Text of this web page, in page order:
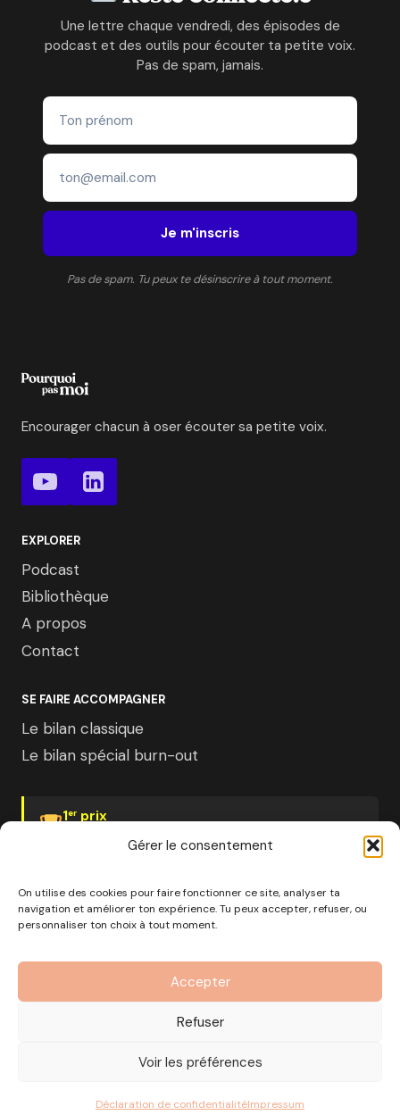
Gérer le consentement
On utilise des cookies pour faire fonctionner ce site, analyser ta
navigation et améliorer ton expérience. Tu peux accepter, refuser, ou
personnaliser ton choix à tout moment.
Accepter
Refuser
Voir les préférences
Déclaration de confidentialitéImpressum
Une lettre chaque vendredi, des épisodes de
podcast et des outils pour écouter ta petite voix.
Pas de spam, jamais.
Je m'inscris
Pas de spam. Tu peux te désinscrire à tout moment.
Encourager chacun à oser écouter sa petite voix.
EXPLORER
Podcast
Bibliothèque
A propos
Contact
SE FAIRE ACCOMPAGNER
Le bilan classique
Le bilan spécial burn-out
1er prix
capital de 1000€ · RCS Marseille · SIRET
890 976 699 00037
OF n°93 13 18812 13 — Enregistré auprès du préfet de la
région Provence-Alpes-Côte d'Azur
Mentions LégalesPolitique de confidentialité